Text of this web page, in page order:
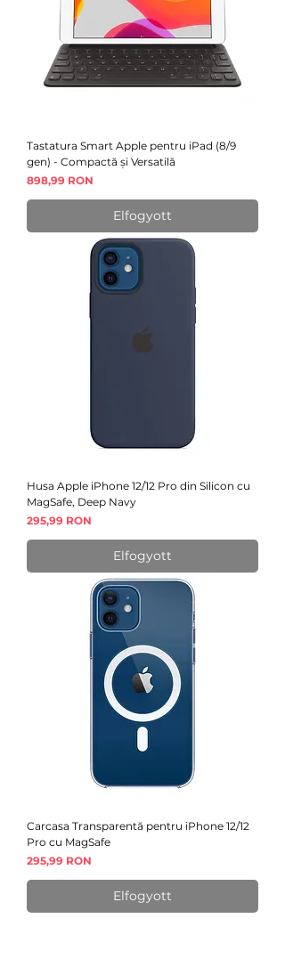
Tastatura Smart Apple pentru iPad (8/9
gen) - Compactă și Versatilă
Ár
898,99 RON
Elfogyott
Husa Apple iPhone 12/12 Pro din Silicon cu
MagSafe, Deep Navy
Ár
295,99 RON
Elfogyott
Carcasa Transparentă pentru iPhone 12/12
Pro cu MagSafe
Ár
295,99 RON
Elfogyott